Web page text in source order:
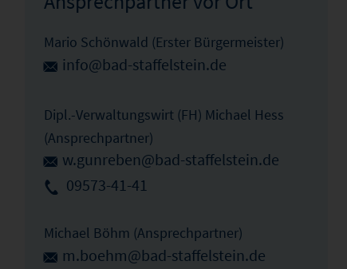
Mario Schönwald (Erster Bürgermeister)
info@bad-staffelstein.de
Dipl.-Verwaltungswirt (FH) Michael Hess
(Ansprechpartner)
w.gunreben@bad-staffelstein.de
09573-41-41
Michael Böhm (Ansprechpartner)
m.boehm@bad-staffelstein.de